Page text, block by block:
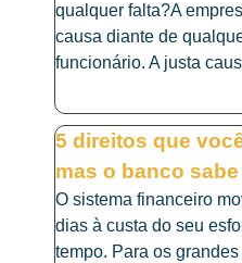
qualquer falta?A
causa diante de
funcionário. A justa
5 direitos que
mas o banco
O sistema financeiro
dias à custa do seu
tempo. Para os